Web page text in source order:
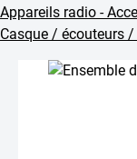
Appareils radio -
Casque / écouteurs
Ignorer la galerie